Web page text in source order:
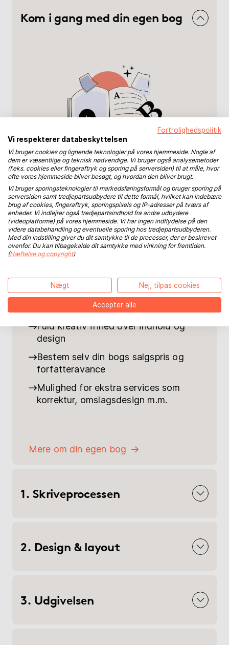
Kom i gang med din egen bog
Med BoD kan du skrive og udgive din
bog på egne præmisser. Vi gør din titel
tilgængelig som trykt bog, e-bog eller
både online og hos boghandlere. Du
tjener selvfølgelig en avance for hvert
Fuld kreativ frihed over indhold og
design
Bestem selv din bogs salgspris og
forfatteravance
Mulighed for ekstra services som
korrektur, omslagsdesign m.m.
Mere om din egen bog
1. Skriveprocessen
2. Design & layout
3. Udgivelsen
Fortrolighedspolitik
Vi respekterer databeskyttelsen
Vi bruger cookies og lignende teknologier på vores hjemmeside. Nogle af
dem er væsentlige og teknisk nødvendige. Vi bruger også analysemetoder
(f.eks. cookies eller fingeraftryk og sporing på serversiden) til at måle, hvor
ofte vores hjemmeside bliver besøgt, og hvordan den bliver brugt.
Vi bruger sporingsteknologier til markedsføringsformål og bruger sporing på
serversiden samt tredjepartsudbydere til dette formål, hvilket kan indebære
brug af cookies, fingeraftryk, sporingspixels og IP-adresser på tværs af
enheder. Vi indlejrer også tredjepartsindhold fra andre udbydere
(videoplatforme) på vores hjemmeside. Vi har ingen indflydelse på den
videre databehandling og eventuelle sporing hos tredjepartsudbyderen.
Med din indstilling giver du dit samtykke til de processer, der er beskrevet
ovenfor. Du kan tilbagekalde dit samtykke med virkning for fremtiden.
(Hæftelse og copyright)
Nægt Nej, tilpas cookies
Accepter alle